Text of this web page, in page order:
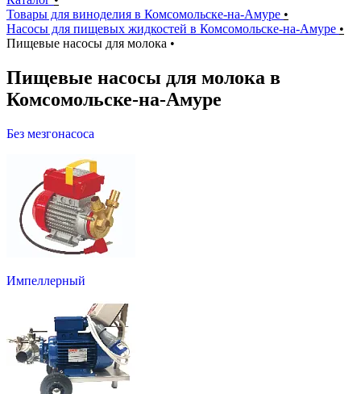
Товары для виноделия в Комсомольске-на-Амуре •
Насосы для пищевых жидкостей в Комсомольске-на-Амуре •
Пищевые насосы для молока •
Пищевые насосы для молока в
Комсомольске-на-Амуре
Без мезгонасоса
Импеллерный